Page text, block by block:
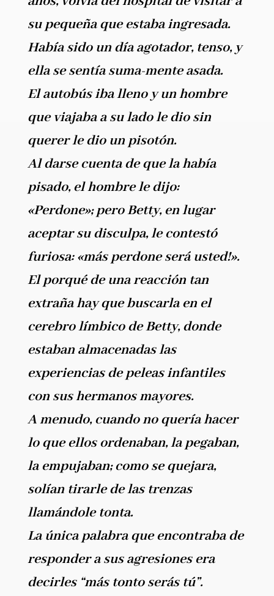
su pequeña que estaba ingresada.
Había sido un día agotador, tenso, y
ella se sentía suma-mente asada.
El autobús iba lleno y un hombre
que viajaba a su lado le dio sin
querer le dio un pisotón.
Al darse cuenta de que la había
pisado, el hombre le dijo:
«Perdone»; pero Betty, en lugar
aceptar su disculpa, le contestó
furiosa: «más perdone será usted!».
El porqué de una reacción tan
extraña hay que buscarla en el
cerebro límbico de Betty, donde
estaban almacenadas las
experiencias de peleas infantiles
con sus hermanos mayores.
A menudo, cuando no quería hacer
lo que ellos ordenaban, la pegaban,
la empujaban; como se quejara,
solían tirarle de las trenzas
llamándole tonta.
La única palabra que encontraba de
responder a sus agresiones era
decirles “más tonto serás tú”.